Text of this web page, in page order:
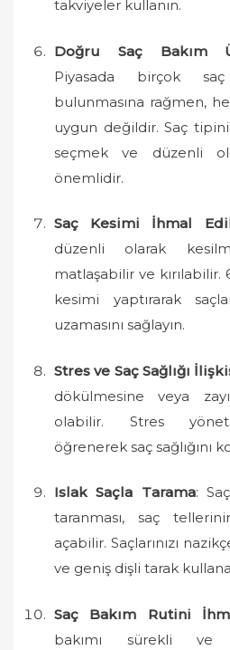
takviyeler kullanın.
Doğru Saç Bakım
Piyasada birçok
bulunmasına rağmen,
uygun değildir. Saç
seçmek ve düzenli
önemlidir.
Saç Kesimi İhmal
düzenli olarak
matlaşabilir ve
kesimi yaptırarak
uzamasını sağlayın.
Stres ve Saç Sağlığı
dökülmesine veya
olabilir. Stres
öğrenerek saç sağlığını
Islak Saçla Tarama:
taranması, saç
açabilir. Saçlarınızı
ve geniş dişli tarak
Saç Bakım Rutini
bakımı sürekli ve